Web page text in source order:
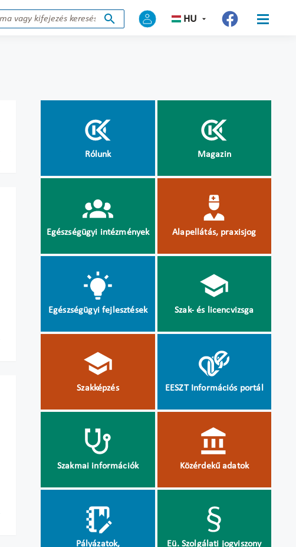
HU
Rólunk Magazin
Egészségügyi intézmények Alapellátás, praxisjog
Egészségügyi fejlesztések Szak- és licencvizsga
Szakképzés EESZT Információs portál
Szakmai információk Közérdekű adatok
Pályázatok,
Eü. Szolgálati jogviszony